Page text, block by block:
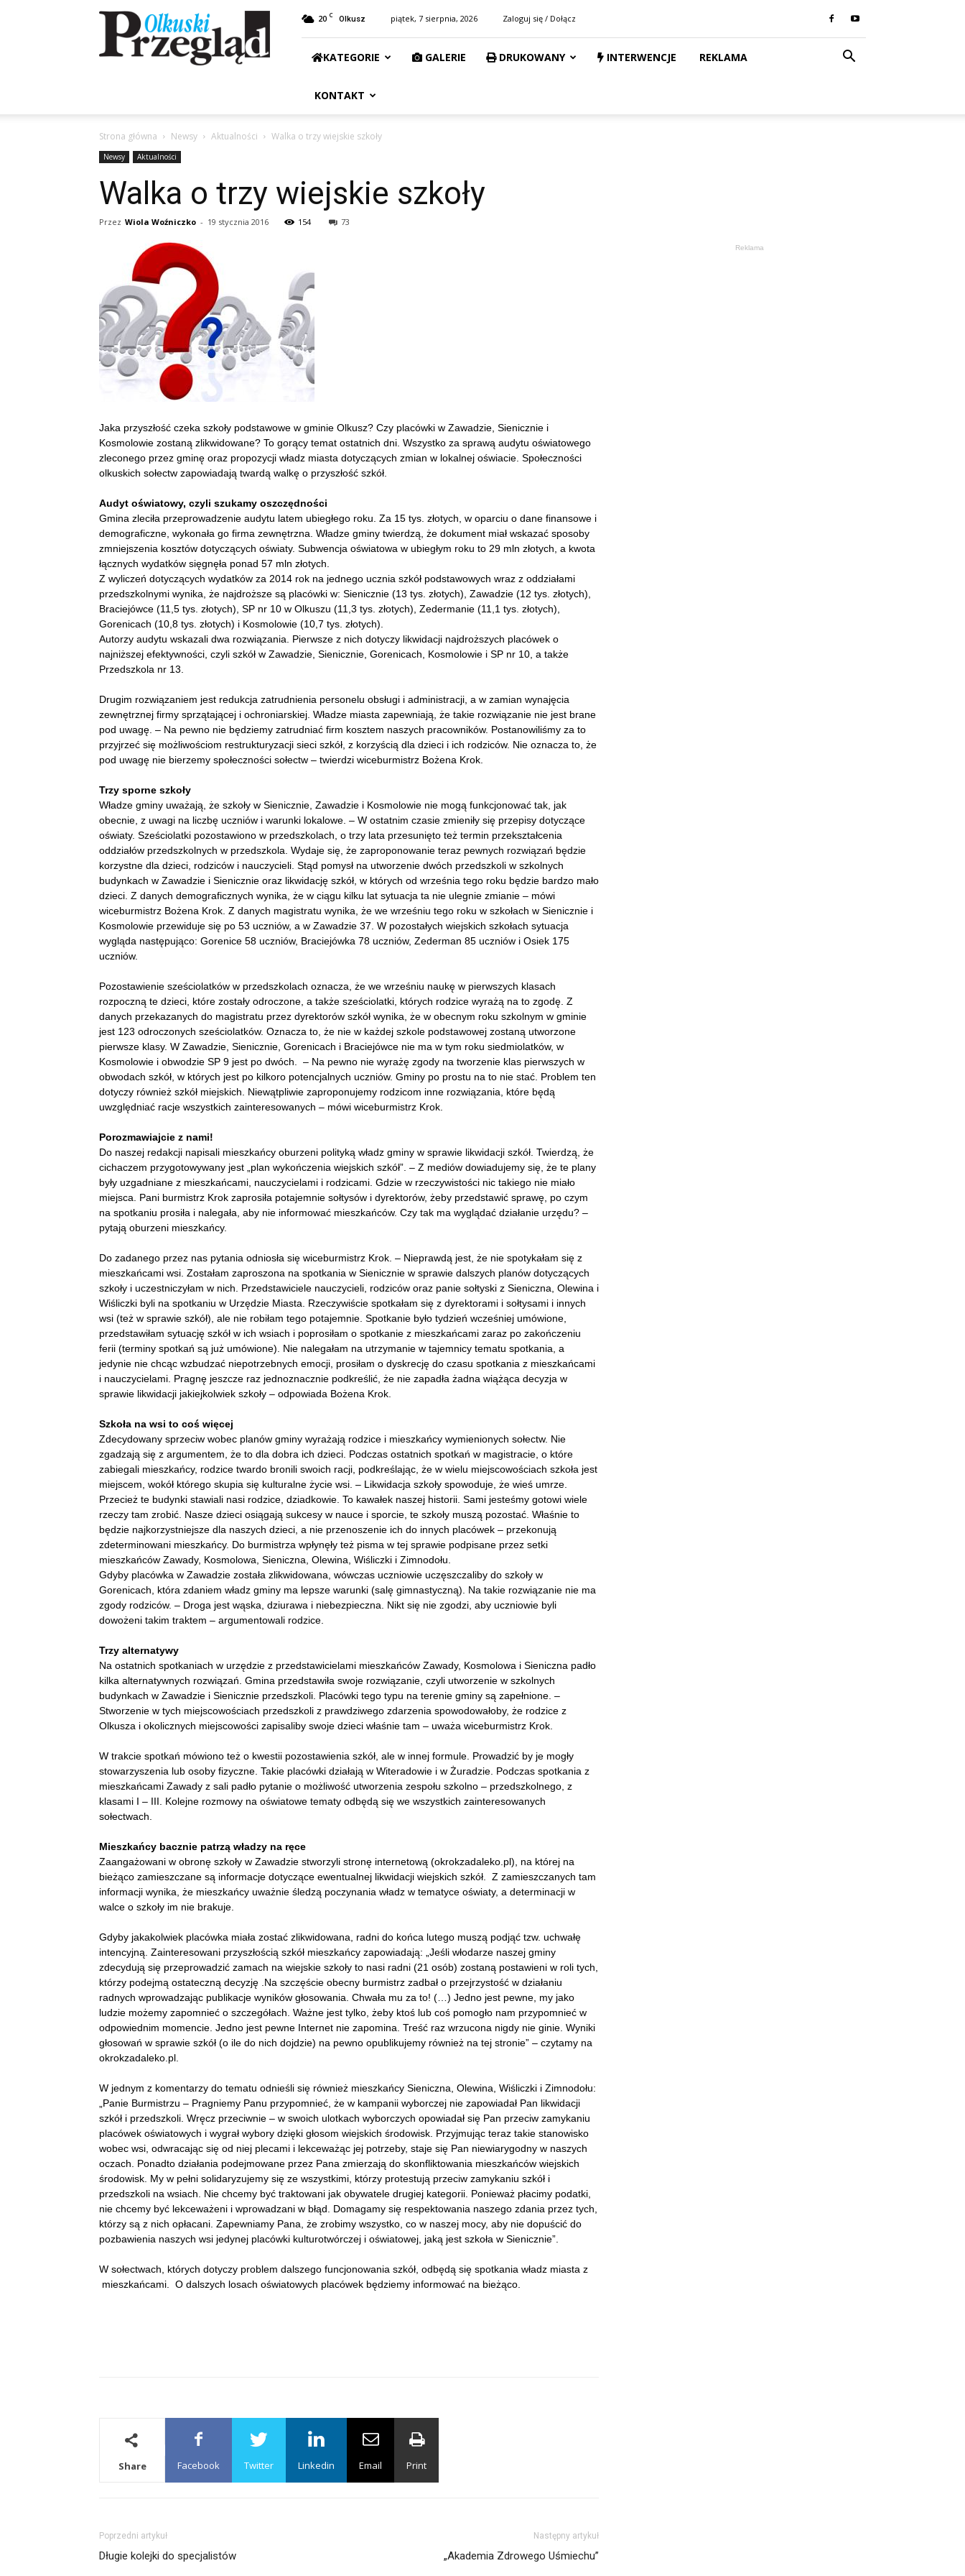
Przegląd
Olkuski
20 C Olkusz piątek, 7 sierpnia, 2026 Zaloguj się / Dołącz
KATEGORIE GALERIE DRUKOWANY INTERWENCJE REKLAMA
KONTAKT
Strona główna Newsy Aktualności Walka o trzy wiejskie szkoły
Newsy Aktualności
Walka o trzy wiejskie szkoły
Przez Wiola Woźniczko - 19 stycznia 2016 154 73
Jaka przyszłość czeka szkoły podstawowe w gminie Olkusz? Czy placówki w Zawadzie, Sienicznie i
Kosmolowie zostaną zlikwidowane? To gorący temat ostatnich dni. Wszystko za sprawą audytu oświatowego
zleconego przez gminę oraz propozycji władz miasta dotyczących zmian w lokalnej oświacie. Społeczności
olkuskich sołectw zapowiadają twardą walkę o przyszłość szkół.
Audyt oświatowy, czyli szukamy oszczędności
Gmina zleciła przeprowadzenie audytu latem ubiegłego roku. Za 15 tys. złotych, w oparciu o dane finansowe i
demograficzne, wykonała go firma zewnętrzna. Władze gminy twierdzą, że dokument miał wskazać sposoby
zmniejszenia kosztów dotyczących oświaty. Subwencja oświatowa w ubiegłym roku to 29 mln złotych, a kwota
łącznych wydatków sięgnęła ponad 57 mln złotych.
Z wyliczeń dotyczących wydatków za 2014 rok na jednego ucznia szkół podstawowych wraz z oddziałami
przedszkolnymi wynika, że najdroższe są placówki w: Sienicznie (13 tys. złotych), Zawadzie (12 tys. złotych),
Braciejówce (11,5 tys. złotych), SP nr 10 w Olkuszu (11,3 tys. złotych), Zedermanie (11,1 tys. złotych),
Gorenicach (10,8 tys. złotych) i Kosmolowie (10,7 tys. złotych).
Autorzy audytu wskazali dwa rozwiązania. Pierwsze z nich dotyczy likwidacji najdroższych placówek o
najniższej efektywności, czyli szkół w Zawadzie, Sienicznie, Gorenicach, Kosmolowie i SP nr 10, a także
Przedszkola nr 13.
Drugim rozwiązaniem jest redukcja zatrudnienia personelu obsługi i administracji, a w zamian wynajęcia
zewnętrznej firmy sprzątającej i ochroniarskiej. Władze miasta zapewniają, że takie rozwiązanie nie jest brane
pod uwagę. – Na pewno nie będziemy zatrudniać firm kosztem naszych pracowników. Postanowiliśmy za to
przyjrzeć się możliwościom restrukturyzacji sieci szkół, z korzyścią dla dzieci i ich rodziców. Nie oznacza to, że
pod uwagę nie bierzemy społeczności sołectw – twierdzi wiceburmistrz Bożena Krok.
Trzy sporne szkoły
Władze gminy uważają, że szkoły w Sienicznie, Zawadzie i Kosmolowie nie mogą funkcjonować tak, jak
obecnie, z uwagi na liczbę uczniów i warunki lokalowe. – W ostatnim czasie zmieniły się przepisy dotyczące
oświaty. Sześciolatki pozostawiono w przedszkolach, o trzy lata przesunięto też termin przekształcenia
oddziałów przedszkolnych w przedszkola. Wydaje się, że zaproponowanie teraz pewnych rozwiązań będzie
korzystne dla dzieci, rodziców i nauczycieli. Stąd pomysł na utworzenie dwóch przedszkoli w szkolnych
budynkach w Zawadzie i Sienicznie oraz likwidację szkół, w których od września tego roku będzie bardzo mało
dzieci. Z danych demograficznych wynika, że w ciągu kilku lat sytuacja ta nie ulegnie zmianie – mówi
wiceburmistrz Bożena Krok. Z danych magistratu wynika, że we wrześniu tego roku w szkołach w Sienicznie i
Kosmolowie przewiduje się po 53 uczniów, a w Zawadzie 37. W pozostałych wiejskich szkołach sytuacja
wygląda następująco: Gorenice 58 uczniów, Braciejówka 78 uczniów, Zederman 85 uczniów i Osiek 175
uczniów.
Pozostawienie sześciolatków w przedszkolach oznacza, że we wrześniu naukę w pierwszych klasach
rozpoczną te dzieci, które zostały odroczone, a także sześciolatki, których rodzice wyrażą na to zgodę. Z
danych przekazanych do magistratu przez dyrektorów szkół wynika, że w obecnym roku szkolnym w gminie
jest 123 odroczonych sześciolatków. Oznacza to, że nie w każdej szkole podstawowej zostaną utworzone
pierwsze klasy. W Zawadzie, Sienicznie, Gorenicach i Braciejówce nie ma w tym roku siedmiolatków, w
Kosmolowie i obwodzie SP 9 jest po dwóch. – Na pewno nie wyrażę zgody na tworzenie klas pierwszych w
obwodach szkół, w których jest po kilkoro potencjalnych uczniów. Gminy po prostu na to nie stać. Problem ten
dotyczy również szkół miejskich. Niewątpliwie zaproponujemy rodzicom inne rozwiązania, które będą
uwzględniać racje wszystkich zainteresowanych – mówi wiceburmistrz Krok.
Porozmawiajcie z nami!
Do naszej redakcji napisali mieszkańcy oburzeni polityką władz gminy w sprawie likwidacji szkół. Twierdzą, że
cichaczem przygotowywany jest „plan wykończenia wiejskich szkół”. – Z mediów dowiadujemy się, że te plany
były uzgadniane z mieszkańcami, nauczycielami i rodzicami. Gdzie w rzeczywistości nic takiego nie miało
miejsca. Pani burmistrz Krok zaprosiła potajemnie sołtysów i dyrektorów, żeby przedstawić sprawę, po czym
na spotkaniu prosiła i nalegała, aby nie informować mieszkańców. Czy tak ma wyglądać działanie urzędu? –
pytają oburzeni mieszkańcy.
Do zadanego przez nas pytania odniosła się wiceburmistrz Krok. – Nieprawdą jest, że nie spotykałam się z
mieszkańcami wsi. Zostałam zaproszona na spotkania w Sienicznie w sprawie dalszych planów dotyczących
szkoły i uczestniczyłam w nich. Przedstawiciele nauczycieli, rodziców oraz panie sołtyski z Sieniczna, Olewina i
Wiśliczki byli na spotkaniu w Urzędzie Miasta. Rzeczywiście spotkałam się z dyrektorami i sołtysami i innych
wsi (też w sprawie szkół), ale nie robiłam tego potajemnie. Spotkanie było tydzień wcześniej umówione,
przedstawiłam sytuację szkół w ich wsiach i poprosiłam o spotkanie z mieszkańcami zaraz po zakończeniu
ferii (terminy spotkań są już umówione). Nie nalegałam na utrzymanie w tajemnicy tematu spotkania, a
jedynie nie chcąc wzbudzać niepotrzebnych emocji, prosiłam o dyskrecję do czasu spotkania z mieszkańcami
i nauczycielami. Pragnę jeszcze raz jednoznacznie podkreślić, że nie zapadła żadna wiążąca decyzja w
sprawie likwidacji jakiejkolwiek szkoły – odpowiada Bożena Krok.
Szkoła na wsi to coś więcej
Zdecydowany sprzeciw wobec planów gminy wyrażają rodzice i mieszkańcy wymienionych sołectw. Nie
zgadzają się z argumentem, że to dla dobra ich dzieci. Podczas ostatnich spotkań w magistracie, o które
zabiegali mieszkańcy, rodzice twardo bronili swoich racji, podkreślając, że w wielu miejscowościach szkoła jest
miejscem, wokół którego skupia się kulturalne życie wsi. – Likwidacja szkoły spowoduje, że wieś umrze.
Przecież te budynki stawiali nasi rodzice, dziadkowie. To kawałek naszej historii. Sami jesteśmy gotowi wiele
rzeczy tam zrobić. Nasze dzieci osiągają sukcesy w nauce i sporcie, te szkoły muszą pozostać. Właśnie to
będzie najkorzystniejsze dla naszych dzieci, a nie przenoszenie ich do innych placówek – przekonują
zdeterminowani mieszkańcy. Do burmistrza wpłynęły też pisma w tej sprawie podpisane przez setki
mieszkańców Zawady, Kosmolowa, Sieniczna, Olewina, Wiśliczki i Zimnodołu.
Gdyby placówka w Zawadzie została zlikwidowana, wówczas uczniowie uczęszczaliby do szkoły w
Gorenicach, która zdaniem władz gminy ma lepsze warunki (salę gimnastyczną). Na takie rozwiązanie nie ma
zgody rodziców. – Droga jest wąska, dziurawa i niebezpieczna. Nikt się nie zgodzi, aby uczniowie byli
dowożeni takim traktem – argumentowali rodzice.
Trzy alternatywy
Na ostatnich spotkaniach w urzędzie z przedstawicielami mieszkańców Zawady, Kosmolowa i Sieniczna padło
kilka alternatywnych rozwiązań. Gmina przedstawiła swoje rozwiązanie, czyli utworzenie w szkolnych
budynkach w Zawadzie i Sienicznie przedszkoli. Placówki tego typu na terenie gminy są zapełnione. –
Stworzenie w tych miejscowościach przedszkoli z prawdziwego zdarzenia spowodowałoby, że rodzice z
Olkusza i okolicznych miejscowości zapisaliby swoje dzieci właśnie tam – uważa wiceburmistrz Krok.
W trakcie spotkań mówiono też o kwestii pozostawienia szkół, ale w innej formule. Prowadzić by je mogły
stowarzyszenia lub osoby fizyczne. Takie placówki działają w Witeradowie i w Żuradzie. Podczas spotkania z
mieszkańcami Zawady z sali padło pytanie o możliwość utworzenia zespołu szkolno – przedszkolnego, z
klasami I – III. Kolejne rozmowy na oświatowe tematy odbędą się we wszystkich zainteresowanych
sołectwach.
Mieszkańcy bacznie patrzą władzy na ręce
Zaangażowani w obronę szkoły w Zawadzie stworzyli stronę internetową (okrokzadaleko.pl), na której na
bieżąco zamieszczane są informacje dotyczące ewentualnej likwidacji wiejskich szkół. Z zamieszczanych tam
informacji wynika, że mieszkańcy uważnie śledzą poczynania władz w tematyce oświaty, a determinacji w
walce o szkoły im nie brakuje.
Gdyby jakakolwiek placówka miała zostać zlikwidowana, radni do końca lutego muszą podjąć tzw. uchwałę
intencyjną. Zainteresowani przyszłością szkół mieszkańcy zapowiadają: „Jeśli włodarze naszej gminy
zdecydują się przeprowadzić zamach na wiejskie szkoły to nasi radni (21 osób) zostaną postawieni w roli tych,
którzy podejmą ostateczną decyzję .Na szczęście obecny burmistrz zadbał o przejrzystość w działaniu
radnych wprowadzając publikacje wyników głosowania. Chwała mu za to! (…) Jedno jest pewne, my jako
ludzie możemy zapomnieć o szczegółach. Ważne jest tylko, żeby ktoś lub coś pomogło nam przypomnieć w
odpowiednim momencie. Jedno jest pewne Internet nie zapomina. Treść raz wrzucona nigdy nie ginie. Wyniki
głosowań w sprawie szkół (o ile do nich dojdzie) na pewno opublikujemy również na tej stronie” – czytamy na
okrokzadaleko.pl.
W jednym z komentarzy do tematu odnieśli się również mieszkańcy Sieniczna, Olewina, Wiśliczki i Zimnodołu:
„Panie Burmistrzu – Pragniemy Panu przypomnieć, że w kampanii wyborczej nie zapowiadał Pan likwidacji
szkół i przedszkoli. Wręcz przeciwnie – w swoich ulotkach wyborczych opowiadał się Pan przeciw zamykaniu
placówek oświatowych i wygrał wybory dzięki głosom wiejskich środowisk. Przyjmując teraz takie stanowisko
wobec wsi, odwracając się od niej plecami i lekceważąc jej potrzeby, staje się Pan niewiarygodny w naszych
oczach. Ponadto działania podejmowane przez Pana zmierzają do skonfliktowania mieszkańców wiejskich
środowisk. My w pełni solidaryzujemy się ze wszystkimi, którzy protestują przeciw zamykaniu szkół i
przedszkoli na wsiach. Nie chcemy być traktowani jak obywatele drugiej kategorii. Ponieważ płacimy podatki,
nie chcemy być lekceważeni i wprowadzani w błąd. Domagamy się respektowania naszego zdania przez tych,
którzy są z nich opłacani. Zapewniamy Pana, że zrobimy wszystko, co w naszej mocy, aby nie dopuścić do
pozbawienia naszych wsi jedynej placówki kulturotwórczej i oświatowej, jaką jest szkoła w Sienicznie”.
W sołectwach, których dotyczy problem dalszego funcjonowania szkół, odbędą się spotkania władz miasta z
mieszkańcami. O dalszych losach oświatowych placówek będziemy informować na bieżąco.
Share Facebook Twitter Linkedin Email Print
Poprzedni artykuł
Długie kolejki do specjalistów
Następny artykuł
„Akademia Zdrowego Uśmiechu”
Reklama